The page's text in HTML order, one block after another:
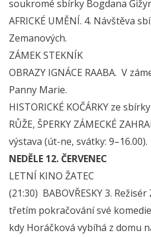
soukromé sbírky Bogdana
AFRICKÉ UMĚNÍ. 4. Návštěva
Zemanových.
ZÁMEK STEKNÍK
OBRAZY IGNÁCE RAABA. V
Panny Marie.
HISTORICKÉ KOČÁRKY ze
RŮŽE, ŠPERKY ZÁMECKÉ
výstava (út-ne, svátky: 9–16.00).
NEDĚLE 12. ČERVENEC
LETNÍ KINO ŽATEC
(21:30) BABOVŘESKY 3.
třetím pokračování své
kdy Horáčková vybíhá z domu